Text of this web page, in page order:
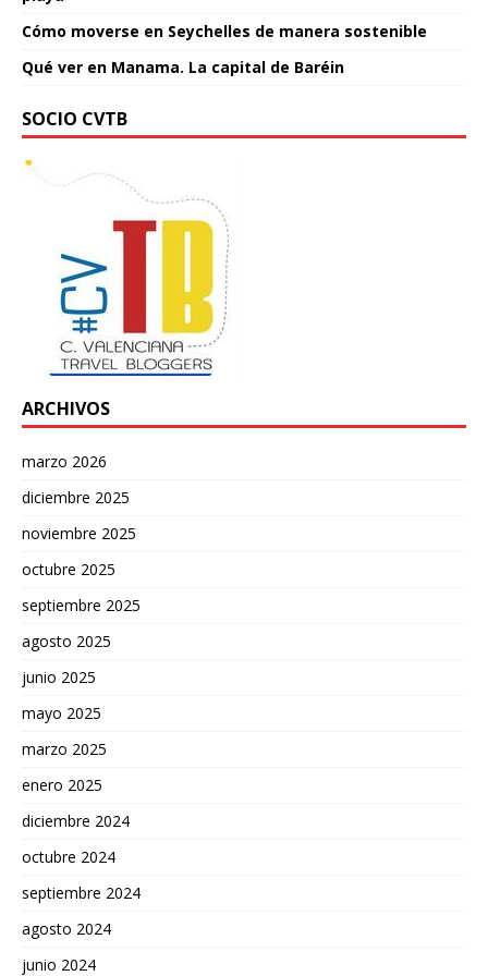
Cómo moverse en Seychelles de manera sostenible
Qué ver en Manama. La capital de Baréin
SOCIO CVTB
ARCHIVOS
marzo 2026
diciembre 2025
noviembre 2025
octubre 2025
septiembre 2025
agosto 2025
junio 2025
mayo 2025
marzo 2025
enero 2025
diciembre 2024
octubre 2024
septiembre 2024
agosto 2024
junio 2024